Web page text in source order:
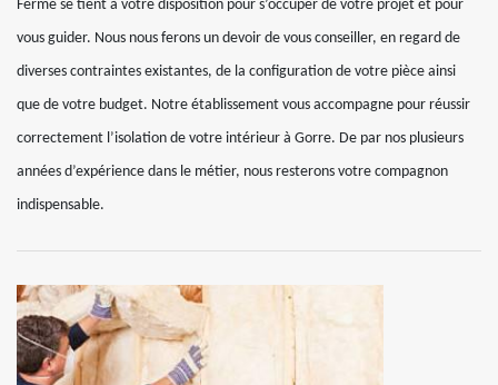
Fermé se tient à votre disposition pour s’occuper de votre projet et pour
vous guider. Nous nous ferons un devoir de vous conseiller, en regard de
diverses contraintes existantes, de la configuration de votre pièce ainsi
que de votre budget. Notre établissement vous accompagne pour réussir
correctement l’isolation de votre intérieur à Gorre. De par nos plusieurs
années d’expérience dans le métier, nous resterons votre compagnon
indispensable.